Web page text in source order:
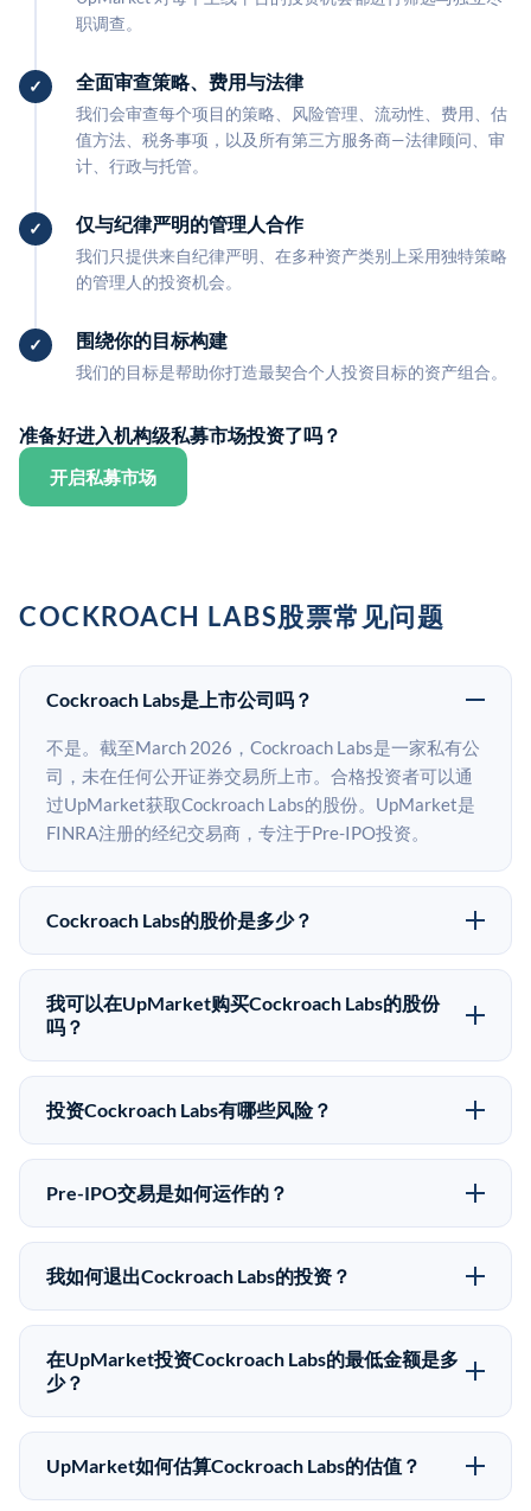
职调查。
全面审查策略、费用与法律
我们会审查每个项目的策略、风险管理、流动性、费用、估
值方法、税务事项，以及所有第三方服务商—法律顾问、审
计、行政与托管。
仅与纪律严明的管理人合作
我们只提供来自纪律严明、在多种资产类别上采用独特策略
的管理人的投资机会。
围绕你的目标构建
我们的目标是帮助你打造最契合个人投资目标的资产组合。
准备好进入机构级私募市场投资了吗？
开启私募市场
COCKROACH LABS股票常见问题
Cockroach Labs是上市公司吗？
不是。截至March 2026，Cockroach Labs是一家私有公
司，未在任何公开证券交易所上市。合格投资者可以通
过UpMarket获取Cockroach Labs的股份。UpMarket是
FINRA注册的经纪交易商，专注于Pre-IPO投资。
Cockroach Labs的股价是多少？
Cockroach Labs没有公开股价，因为它是一家私有公
司。最近的已知股价来自其最近一轮融资。 二级市场上
的Pre-IPO股价可能因供需和市场条件而与最近一轮融资
我可以在UpMarket购买Cockroach Labs的股份
吗？
可以。合格投资者可以通过填写本页表单或在
upmarket.co创建账户来表达对Cockroach Labs股份的投
额为50,000美元。UpMarket是FINRA注册的经纪交易
商，自2019年以来已经纪超过5亿美元的另类投资。
投资Cockroach Labs有哪些风险？
Pre-IPO投资存在重大风险。Cockroach Labs的股份流动
性低，意味着没有公开市场可以快速出售。不存在确定
者应做好可能全部损失的准备。私有公司的估值在融资
轮次之间可能大幅波动。投资者应在投资前咨询其财务
Pre-IPO交易是如何运作的？
在Pre-IPO交易中，合格投资者通过二级市场平台从现有
股东（如员工、早期投资者或其他持有人）处购买股
为FINRA注册的经纪交易商促成这些交易，代表双方处
理合规、文件和结算事宜。
我如何退出Cockroach Labs的投资？
Pre-IPO持股主要有两种退出途径：在二级市场将股份出
售给其他买家，或持有直到公司完成IPO或被收购。两
种途径都受限于转让限制、公司批准（优先购买权）和
做好多年持有的准备。
在UpMarket投资Cockroach Labs的最低金额是多
少？
UpMarket上大多数Pre-IPO产品的最低投资金额为
50,000美元。具体金额可能因产品和股份供应情况而有
UpMarket如何估算Cockroach Labs的估值？